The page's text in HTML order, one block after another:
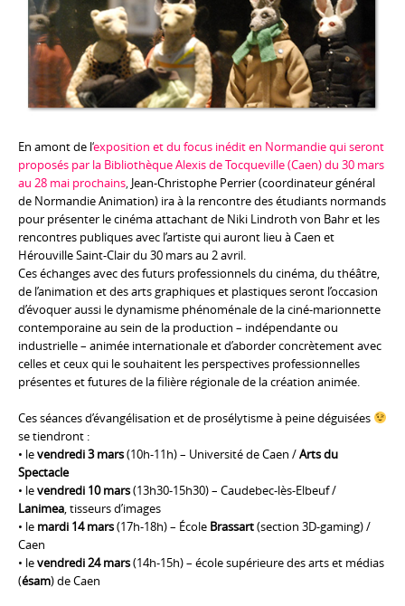
En amont de l‘exposition et du focus inédit en Normandie qui seront
proposés par la Bibliothèque Alexis de Tocqueville (Caen) du 30 mars
au 28 mai prochains Jean-Christophe Perrier (coordinateur général
de Normandie Animation) ira à la rencontre des étudiants normands
pour présenter le cinéma attachant de Niki Lindroth von Bahr et les
rencontres publiques avec l’artiste qui auront lieu à Caen et
Hérouville Saint-Clair du 30 mars au 2 avril.
Ces échanges avec des futurs professionnels du cinéma, du théâtre,
de l’animation et des arts graphiques et plastiques seront l’occasion
d’évoquer aussi le dynamisme phénoménale de la ciné-marionnette
contemporaine au sein de la production – indépendante ou
industrielle – animée internationale et d’aborder concrètement avec
celles et ceux qui le souhaitent les perspectives professionnelles
présentes et futures de la filière régionale de la création animée.
Ces séances d’évangélisation et de prosélytisme à peine déguisées
se tiendront :
• levendredi 3 mars(10h-11h) – Université de Caen /Arts du
Spectacle
• levendredi 10 mars(13h30-15h30) – Caudebec-lès-Elbeuf /
Lanimea , tisseurs d’images
• le mardi 14 mars(17h-18h) – École Brassart(section 3D-gaming) /
Caen
• levendredi 24 mars(14h-15h) – école supérieure des arts et médias
(ésam) de Caen